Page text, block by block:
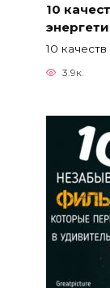
10
10
3.9к.